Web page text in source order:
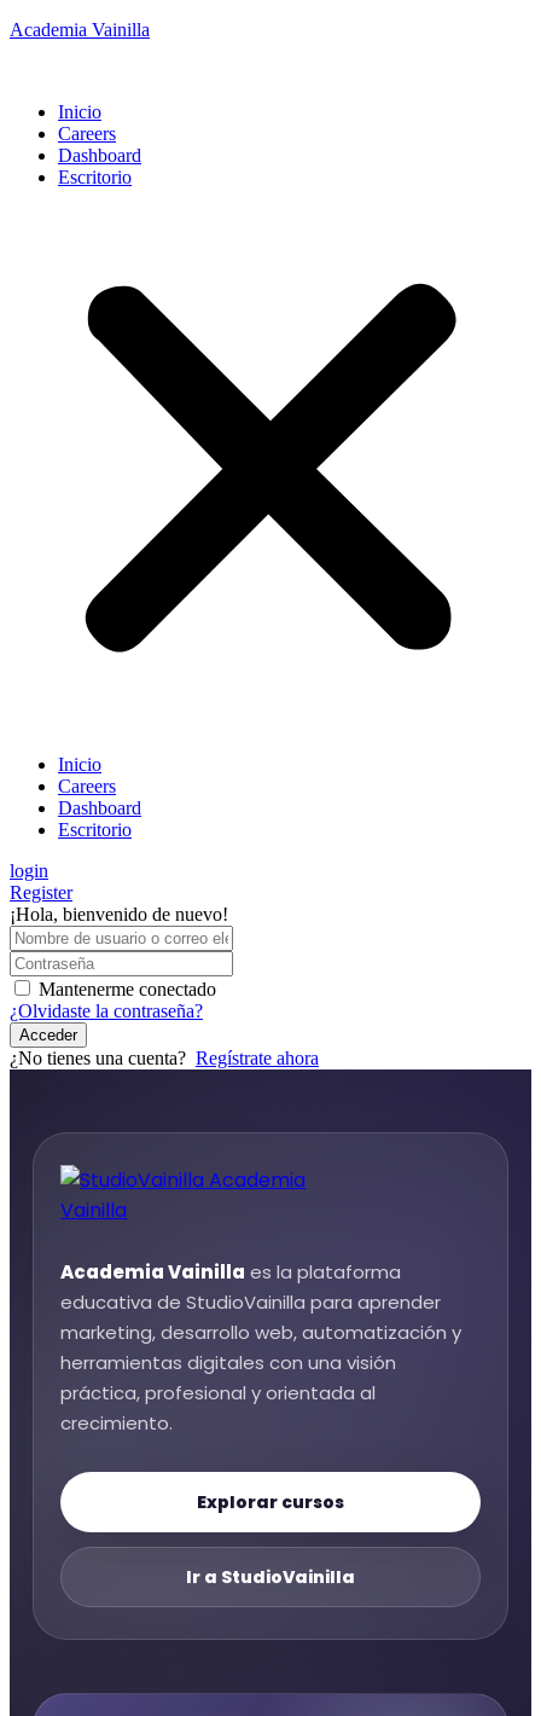
Academia Vainilla
Inicio
Careers
Dashboard
Escritorio
Inicio
Careers
Dashboard
Escritorio
login
Register
¡Hola, bienvenido de nuevo!
Mantenerme conectado
¿Olvidaste la contraseña?
Acceder
¿No tienes una cuenta? Regístrate ahora
Academia Vainilla es la plataforma
educativa de StudioVainilla para aprender
marketing, desarrollo web, automatización y
herramientas digitales con una visión
práctica, profesional y orientada al
crecimiento.
Explorar cursos
Ir a StudioVainilla